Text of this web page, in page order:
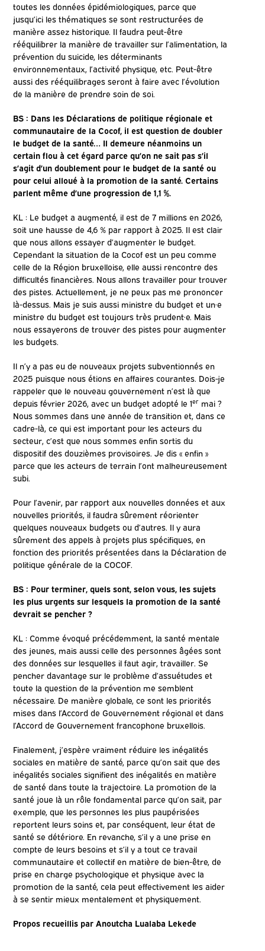
toutes les données épidémiologiques, parce que
jusqu’ici les thématiques se sont restructurées de
manière assez historique. Il faudra peut-être
rééquilibrer la manière de travailler sur l’alimentation, la
prévention du suicide, les déterminants
environnementaux, l’activité physique, etc. Peut-être
aussi des rééquilibrages seront à faire avec l’évolution
de la manière de prendre soin de soi.
BS : Dans les Déclarations de politique régionale et
communautaire de la Cocof, il est question de doubler
le budget de la santé… Il demeure néanmoins un
certain flou à cet égard parce qu’on ne sait pas s’il
s’agit d’un doublement pour le budget de la santé ou
pour celui alloué à la promotion de la santé. Certains
parlent même d’une progression de 1,1 %.
KL : Le budget a augmenté, il est de 7 millions en 2026,
soit une hausse de 4,6 % par rapport à 2025. Il est clair
que nous allons essayer d’augmenter le budget.
Cependant la situation de la Cocof est un peu comme
celle de la Région bruxelloise, elle aussi rencontre des
difficultés financières. Nous allons travailler pour trouver
des pistes. Actuellement, je ne peux pas me prononcer
là-dessus. Mais je suis aussi ministre du budget et un·e
ministre du budget est toujours très prudent·e. Mais
nous essayerons de trouver des pistes pour augmenter
les budgets.
Il n’y a pas eu de nouveaux projets subventionnés en
2025 puisque nous étions en affaires courantes. Dois-je
rappeler que le nouveau gouvernement n’est là que
depuis février 2026, avec un budget adopté le 1er mai ?
Nous sommes dans une année de transition et, dans ce
cadre-là, ce qui est important pour les acteurs du
secteur, c’est que nous sommes enfin sortis du
dispositif des douzièmes provisoires. Je dis « enfin »
parce que les acteurs de terrain l’ont malheureusement
subi.
Pour l’avenir, par rapport aux nouvelles données et aux
nouvelles priorités, il faudra sûrement réorienter
quelques nouveaux budgets ou d’autres. Il y aura
sûrement des appels à projets plus spécifiques, en
fonction des priorités présentées dans la Déclaration de
politique générale de la COCOF.
BS : Pour terminer, quels sont, selon vous, les sujets
les plus urgents sur lesquels la promotion de la santé
devrait se pencher ?
KL : Comme évoqué précédemment, la santé mentale
des jeunes, mais aussi celle des personnes âgées sont
des données sur lesquelles il faut agir, travailler. Se
pencher davantage sur le problème d’assuétudes et
toute la question de la prévention me semblent
nécessaire. De manière globale, ce sont les priorités
mises dans l’Accord de Gouvernement régional et dans
l’Accord de Gouvernement francophone bruxellois.
Finalement, j’espère vraiment réduire les inégalités
sociales en matière de santé, parce qu’on sait que des
inégalités sociales signifient des inégalités en matière
de santé dans toute la trajectoire. La promotion de la
santé joue là un rôle fondamental parce qu’on sait, par
exemple, que les personnes les plus paupérisées
reportent leurs soins et, par conséquent, leur état de
santé se détériore. En revanche, s’il y a une prise en
compte de leurs besoins et s’il y a tout ce travail
communautaire et collectif en matière de bien-être, de
prise en charge psychologique et physique avec la
promotion de la santé, cela peut effectivement les aider
à se sentir mieux mentalement et physiquement.
Propos recueillis par Anoutcha Lualaba Lekede